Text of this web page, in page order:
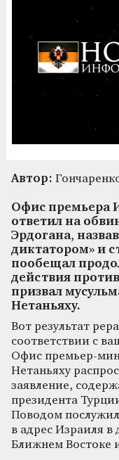
Автор:
Офис премьера
ответил на
Эрдогана,
диктатором» и
пообещал
действия
призвал
Нетаньяху.
Вот результат
соответствии с
Офис премьер-
Нетаньяху
заявление,
президента
Поводом
в адрес Израиля в
Ближнем Востоке